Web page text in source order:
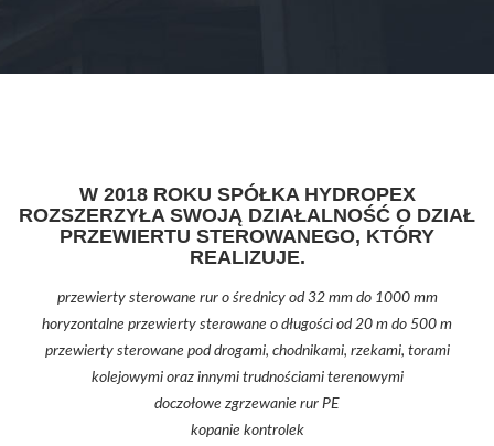
W 2018 ROKU SPÓŁKA HYDROPEX
ROZSZERZYŁA SWOJĄ DZIAŁALNOŚĆ O DZIAŁ
PRZEWIERTU STEROWANEGO, KTÓRY
REALIZUJE.
przewierty sterowane rur o średnicy od 32 mm do 1000 mm
horyzontalne przewierty sterowane o długości od 20 m do 500 m
przewierty sterowane pod drogami, chodnikami, rzekami, torami
kolejowymi oraz innymi trudnościami terenowymi
doczołowe zgrzewanie rur PE
kopanie kontrolek